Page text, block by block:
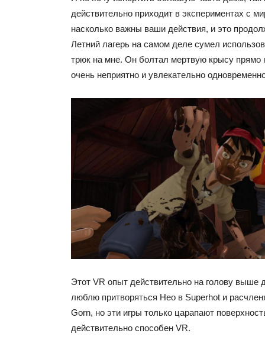
действительно приходит в экспериментах с
насколько важны ваши действия, и это
Летний лагерь на самом деле сумел
трюк на мне. Он болтал мертвую крысу прямо
очень неприятно и увлекательно
Этот VR опыт действительно на голову выше
люблю притворяться Нео в Superhot и
Gorn, но эти игры только царапают
действительно способен VR.